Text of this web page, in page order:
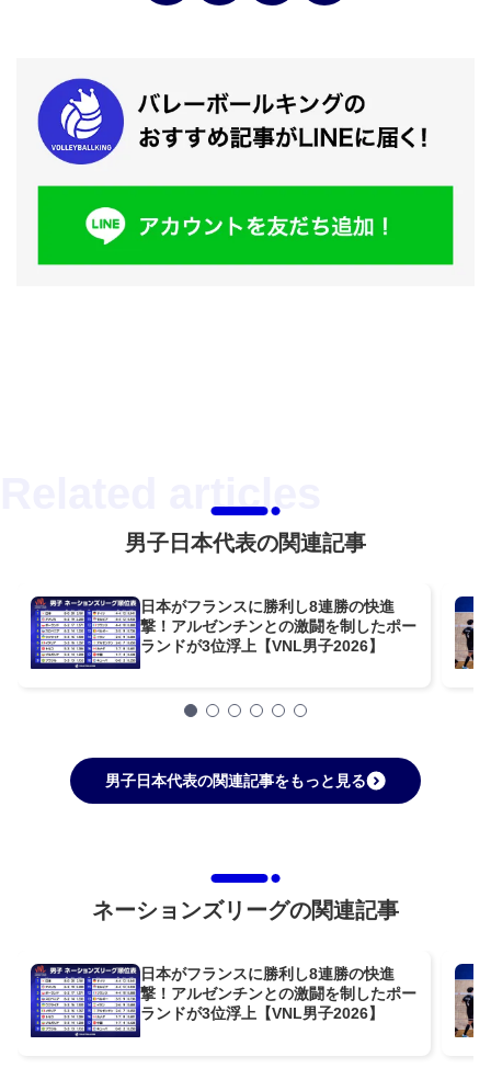
男子日本代表の関連記事
日本がフランスに勝利し8連勝の快進
撃！アルゼンチンとの激闘を制したポー
ランドが3位浮上【VNL男子2026】
男子日本代表の関連記事をもっと見る
ネーションズリーグの関連記事
日本がフランスに勝利し8連勝の快進
撃！アルゼンチンとの激闘を制したポー
ランドが3位浮上【VNL男子2026】